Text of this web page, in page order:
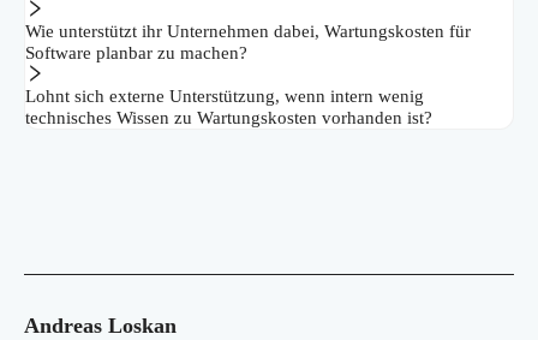
Wie unterstützt ihr Unternehmen dabei, Wartungskosten für
Software planbar zu machen?
Lohnt sich externe Unterstützung, wenn intern wenig
technisches Wissen zu Wartungskosten vorhanden ist?
Andreas Loskan